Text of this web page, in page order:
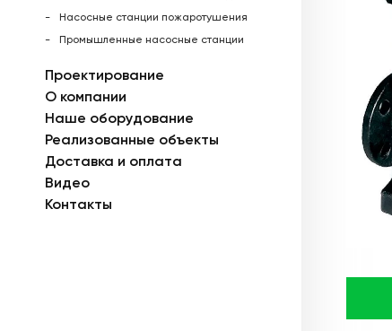
Насосные станции пожаротушения
Промышленные насосные станции
Проектирование
О компании
Наше оборудование
Реализованные объекты
Доставка и оплата
Видео
Контакты